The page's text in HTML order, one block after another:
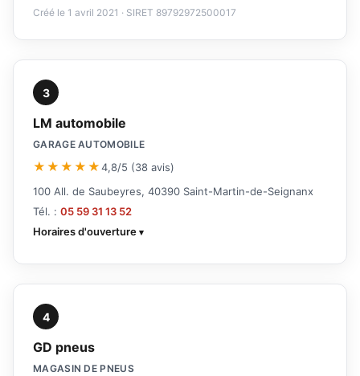
Créé le 1 avril 2021 · SIRET 89792972500017
3
LM automobile
GARAGE AUTOMOBILE
★★★★★4,8/5 (38 avis)
100 All. de Saubeyres, 40390 Saint-Martin-de-Seignanx
Tél. : 05 59 31 13 52
Horaires d'ouverture
4
GD pneus
MAGASIN DE PNEUS